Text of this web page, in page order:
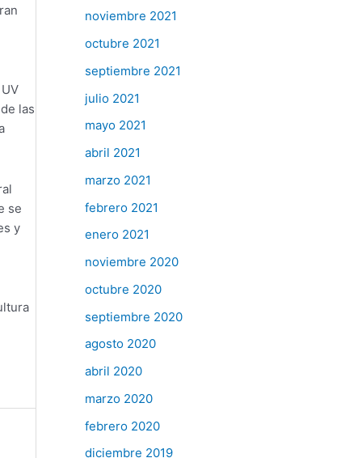
las
se
y
noviembre 2021
octubre 2021
septiembre 2021
julio 2021
mayo 2021
abril 2021
marzo 2021
febrero 2021
enero 2021
noviembre 2020
octubre 2020
septiembre 2020
agosto 2020
abril 2020
marzo 2020
febrero 2020
diciembre 2019